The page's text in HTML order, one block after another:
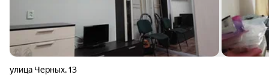
улица Черных,13